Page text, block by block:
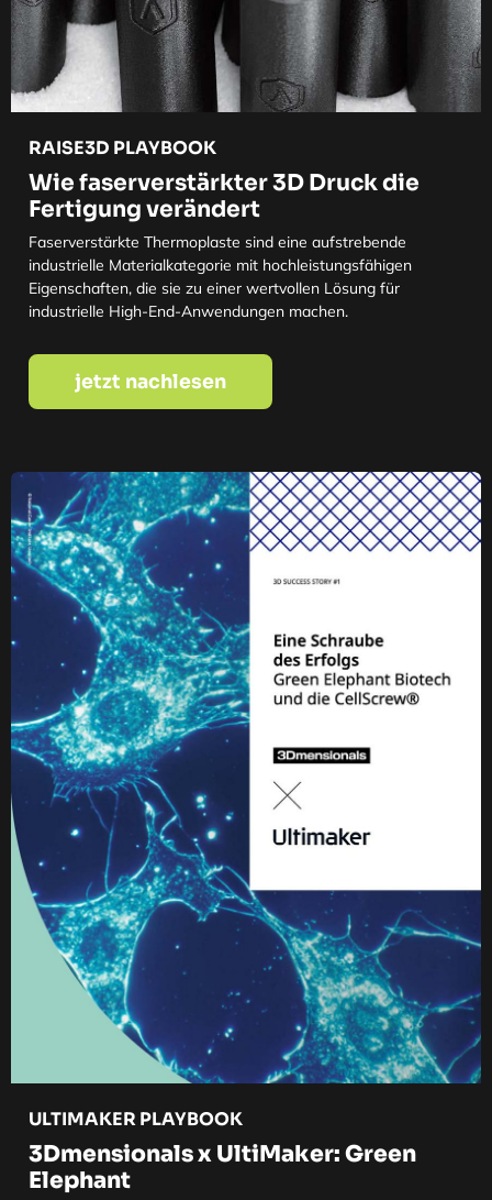
RAISE3D PLAYBOOK
Wie faserverstärkter 3D Druck die
Fertigung verändert
Faserverstärkte Thermoplaste sind eine aufstrebende
industrielle Materialkategorie mit hochleistungsfähigen
Eigenschaften, die sie zu einer wertvollen Lösung für
industrielle High-End-Anwendungen machen.
jetzt nachlesen
ULTIMAKER PLAYBOOK
3Dmensionals x UltiMaker: Green
Elephant